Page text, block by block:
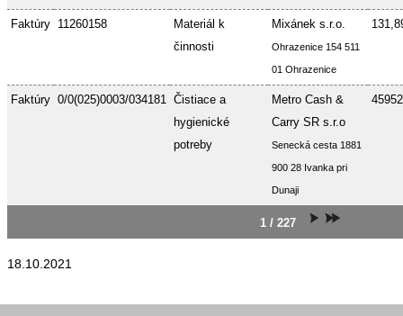
Faktúry 11260158
Materiál k
činnosti
Mixánek s.r.o.
Ohrazenice 154 511
01 Ohrazenice
Faktúry 0/0(025)0003/034181 Čistiace a
hygienické
potreby
Metro Cash &
Carry SR s.r.o
Senecká cesta 1881
900 28 Ivanka pri
Dunaji
1 / 227
18.10.2021